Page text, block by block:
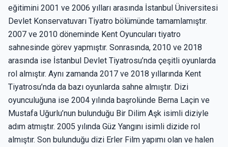
eğitimini 2001 ve 2006 yılları arasında İstanbul Üniversitesi
Devlet Konservatuvarı Tiyatro bölümünde tamamlamıştır.
2007 ve 2010 döneminde Kent Oyuncuları tiyatro
sahnesinde görev yapmıştır. Sonrasında, 2010 ve 2018
arasında ise İstanbul Devlet Tiyatrosu’nda çeşitli oyunlarda
rol almıştır. Aynı zamanda 2017 ve 2018 yıllarında Kent
Tiyatrosu’nda da bazı oyunlarda sahne almıştır. Dizi
oyunculuğuna ise 2004 yılında başrolünde Berna Laçin ve
Mustafa Uğurlu’nun bulunduğu Bir Dilim Aşk isimli diziyle
adım atmıştır. 2005 yılında Güz Yangını isimli dizide rol
almıştır. Son bulunduğu dizi Erler Film yapımı olan ve halen